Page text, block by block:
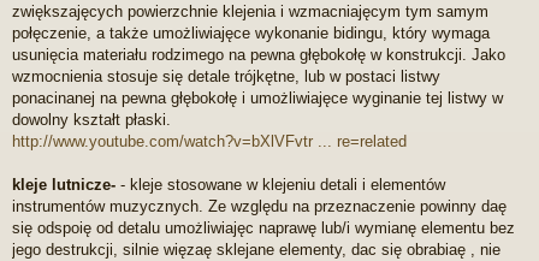
zwiększajęcych powierzchnie klejenia i wzmacniajęcym tym samym
połęczenie, a także umożliwiajęce wykonanie bidingu, który wymaga
usunięcia materiału rodzimego na pewna głębokołę w konstrukcji. Jako
wzmocnienia stosuje się detale trójkętne, lub w postaci listwy
ponacinanej na pewna głębokołę i umożliwiajęce wyginanie tej listwy w
dowolny kształt płaski.
http://www.youtube.com/watch?v=bXlVFvtr ... re=related
kleje lutnicze- - kleje stosowane w klejeniu detali i elementów
instrumentów muzycznych. Ze względu na przeznaczenie powinny daę
się odspoię od detalu umożliwiajęc naprawę lub/i wymianę elementu bez
jego destrukcji, silnie więzaę sklejane elementy, dac się obrabiaę , nie